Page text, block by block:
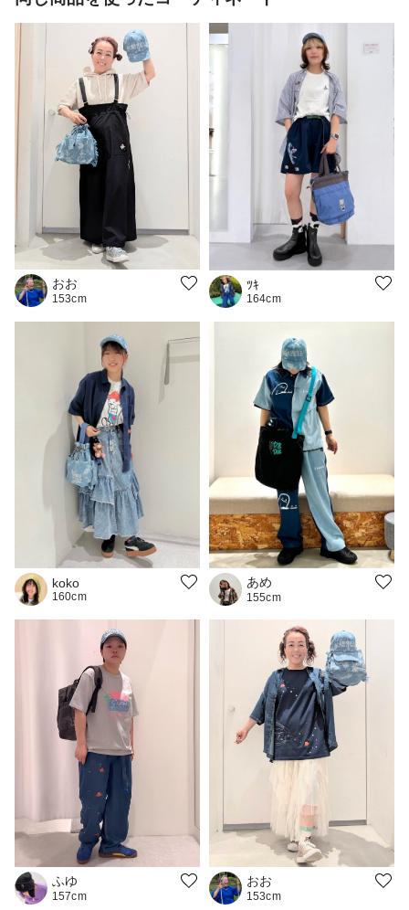
おお
153cm
ﾂｷ
164cm
koko
160cm
あめ
155cm
ふゆ
157cm
おお
153cm